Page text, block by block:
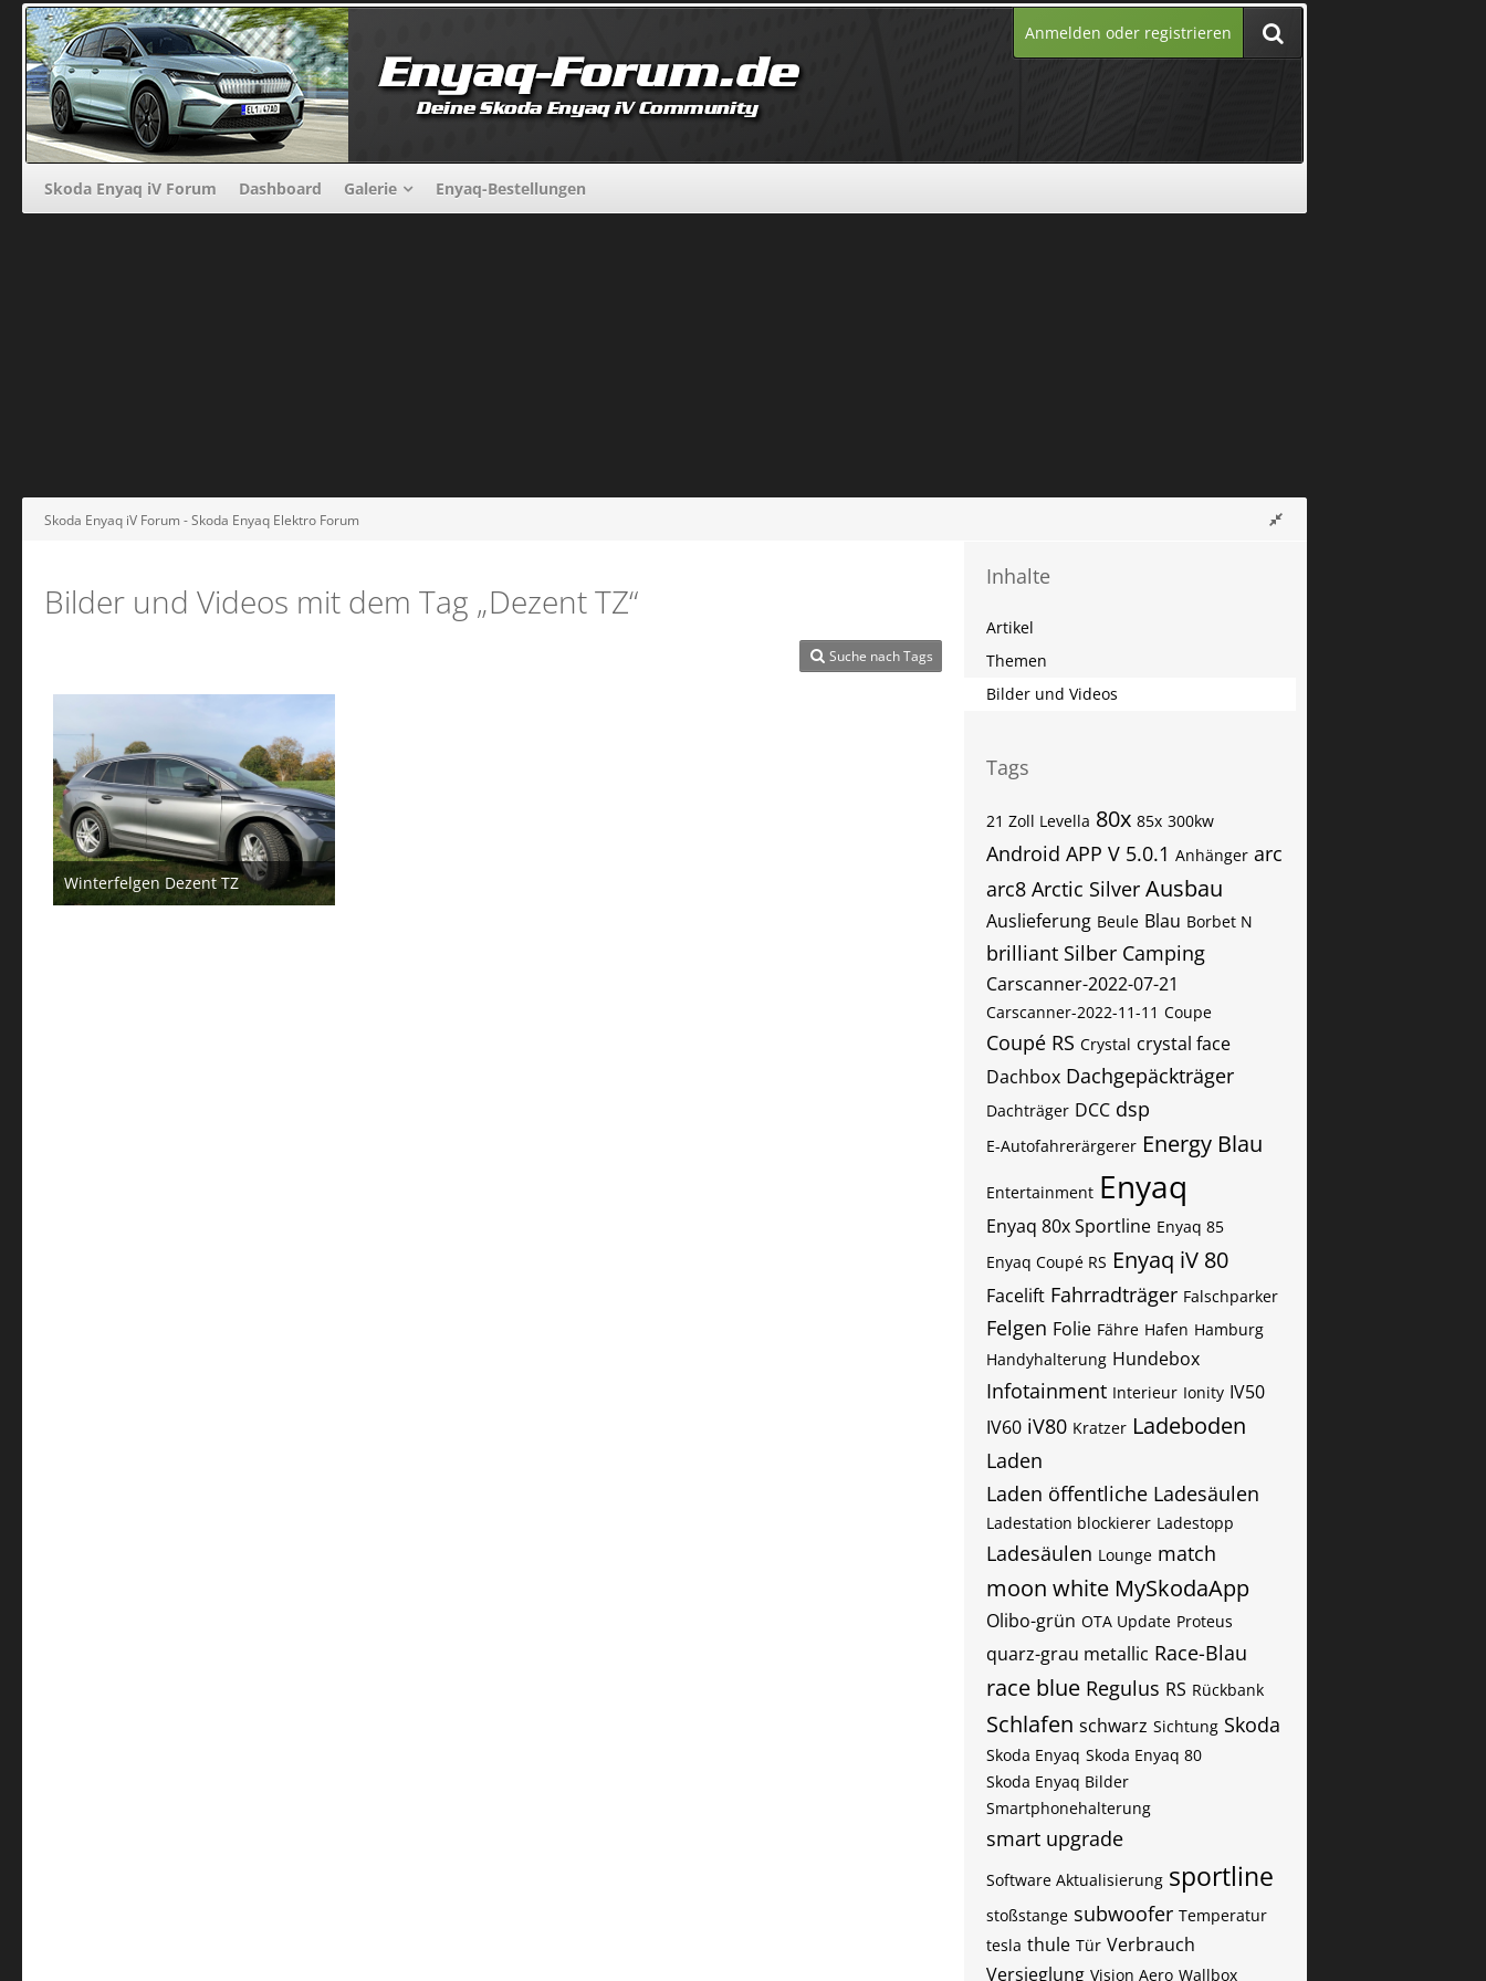
Anmelden oder registrieren
Skoda Enyaq iV Forum Dashboard Galerie Enyaq-Bestellungen
Skoda Enyaq iV Forum - Skoda Enyaq Elektro Forum
Bilder und Videos mit dem Tag „Dezent TZ“
Suche nach Tags
Winterfelgen Dezent TZ
28. Oktober 2022
Inhalte
Artikel
Themen
Bilder und Videos
Tags
21 Zoll Levella 80x 85x 300kw
Android APP V 5.0.1 Anhänger arc
arc8 Arctic Silver Ausbau
Auslieferung Beule Blau Borbet N
brilliant Silber Camping
Carscanner-2022-07-21
Carscanner-2022-11-11 Coupe
Coupé RS Crystal crystal face
Dachbox Dachgepäckträger
Dachträger DCC dsp
E-Autofahrerärgerer Energy Blau
Entertainment Enyaq
Enyaq 80x Sportline Enyaq 85
Enyaq Coupé RS Enyaq iV 80
Facelift Fahrradträger Falschparker
Felgen Folie Fähre Hafen Hamburg
Handyhalterung Hundebox
Infotainment Interieur Ionity IV50
IV60 iV80 Kratzer Ladeboden
Laden
Laden öffentliche Ladesäulen
Ladestation blockierer Ladestopp
Ladesäulen Lounge match
moon white MySkodaApp
Olibo-grün OTA Update Proteus
quarz-grau metallic Race-Blau
race blue Regulus RS Rückbank
Schlafen schwarz Sichtung Skoda
Skoda Enyaq Skoda Enyaq 80​​
Skoda Enyaq Bilder
Smartphonehalterung
smart upgrade
Software Aktualisierung sportline
stoßstange subwoofer Temperatur
tesla thule Tür Verbrauch
Versieglung Vision Aero Wallbox